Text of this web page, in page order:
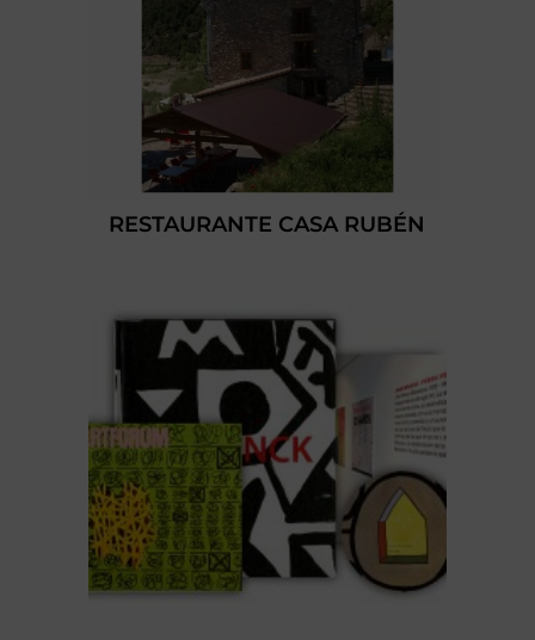
RESTAURANTE CASA RUBÉN